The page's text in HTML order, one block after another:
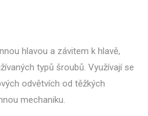
hlavou a závitem k hlavě,
typů šroubů. Využívají se
odvětvích od těžkých
mechaniku.